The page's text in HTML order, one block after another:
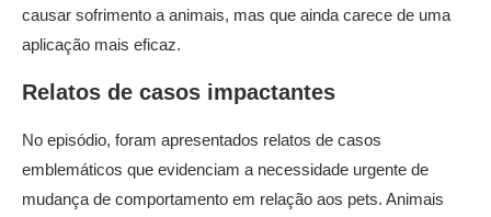
causar sofrimento a animais, mas que ainda carece de uma
aplicação mais eficaz.
Relatos de casos impactantes
No episódio, foram apresentados relatos de casos
emblemáticos que evidenciam a necessidade urgente de
mudança de comportamento em relação aos pets. Animais